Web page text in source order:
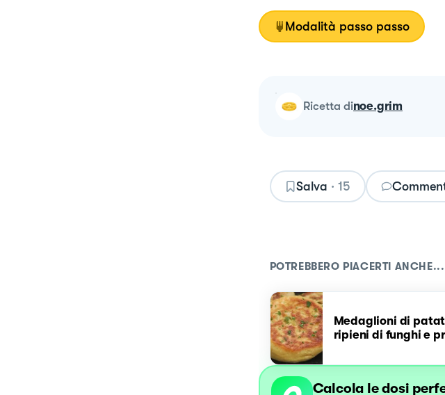
Modalità passo passo
ricetta dinoe.grim
Salva · 15
POTREBBERO PIACERTI ANCHE...
Medaglioni di
ripieni di funghi e
Calcola le dosi